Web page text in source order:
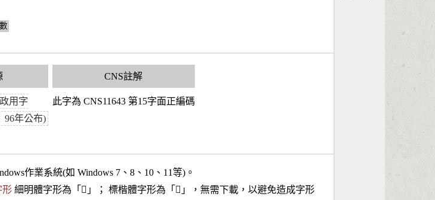
用字
96年公布)
CNS註解
此字為 CNS11643 第15字面正編碼
作業系統(如 Windows 7、8、10、11等)。
形 細明體字形為「 𨧃 」； 標楷體字形為「 𨧃 」，無需下載，以避免造成字形